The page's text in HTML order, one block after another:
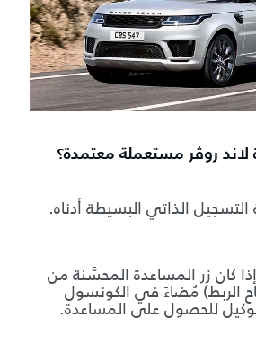
روڤر مستعملة معتمدة؟
الذاتي البسيطة أدناه.
كان زر المساعدة المحسَّنة من
الربط) مُضاءً في الكونسول
للحصول على المساعدة.